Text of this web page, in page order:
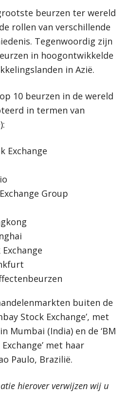
beurzen ter wereld
rollen van verschillende
Tegenwoordig zijn
in hoogontwikkelde
in Azië.
10 beurzen in de wereld
in termen van
Exchange
Group
buiten de
Stock Exchange’, met
Mumbai (India) en de ‘BM
met haar
Paulo, Brazilië.
hierover verwijzen wij u